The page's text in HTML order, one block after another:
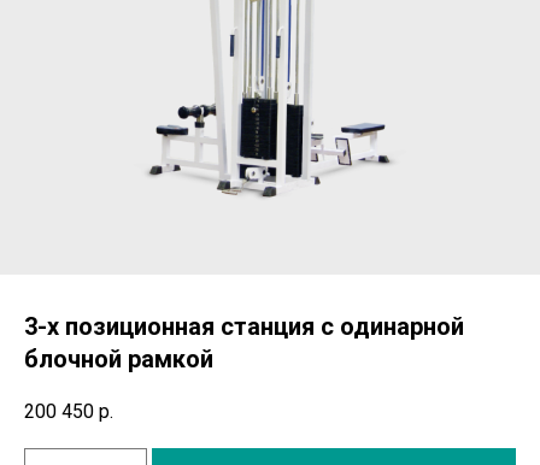
3-х позиционная станция с одинарной
блочной рамкой
200 450 р.